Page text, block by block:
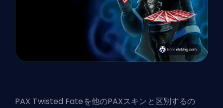
PAX Twisted Fateを他のPAXスキンと区別するの